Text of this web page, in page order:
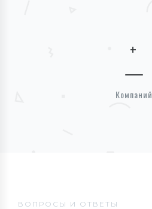
+
Компаний
ВОПРОСЫ И ОТВЕТЫ